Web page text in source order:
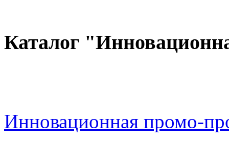
Каталог
Инновационная промо-